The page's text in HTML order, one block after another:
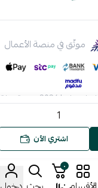
٠
٠
اشتري الآن
موثّق في منصة الأعمال
على | 2026 منصة سلة